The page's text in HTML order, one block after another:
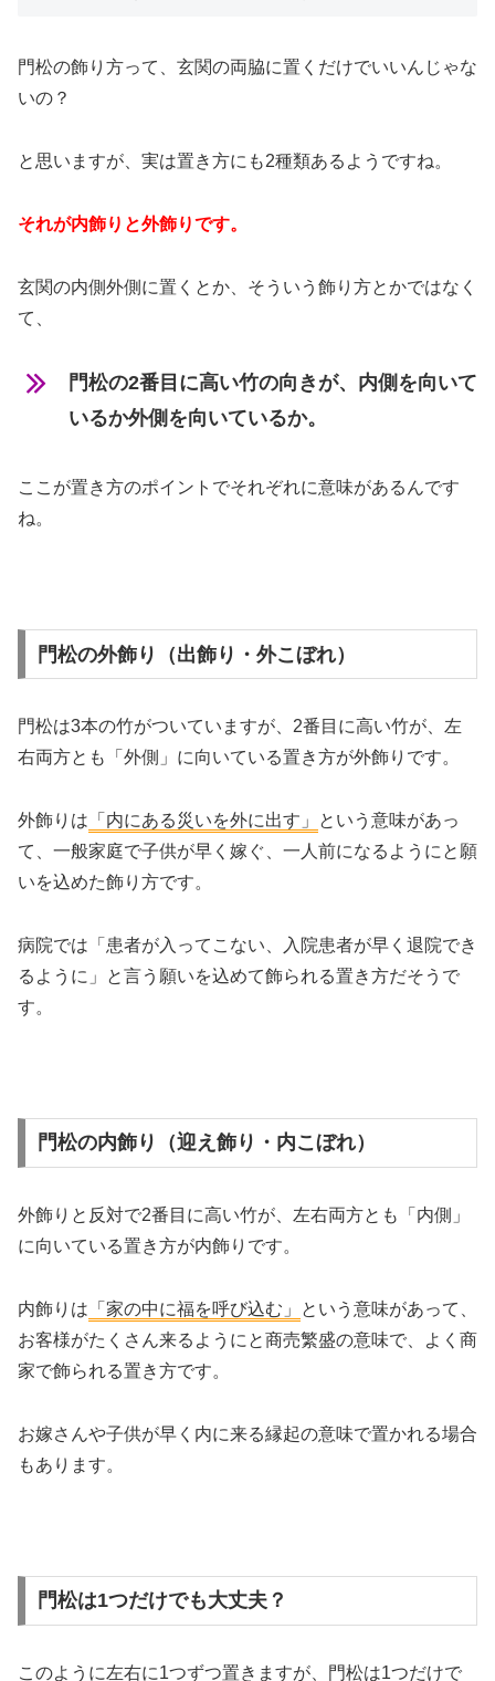
門松の飾り方って、玄関の両脇に置くだけでいいんじゃな
いの？
と思いますが、実は置き方にも2種類あるようですね。
それが内飾りと外飾りです。
玄関の内側外側に置くとか、そういう飾り方とかではなく
て、
門松の2番目に高い竹の向きが、内側を向いて
いるか外側を向いているか。
ここが置き方のポイントでそれぞれに意味があるんです
ね。
門松の外飾り（出飾り・外こぼれ）
門松は3本の竹がついていますが、2番目に高い竹が、左
右両方とも「外側」に向いている置き方が外飾りです。
外飾りは 「内にある災いを外に出す」
という意味があっ
て、一般家庭で子供が早く嫁ぐ、一人前になるようにと願
いを込めた飾り方です。
病院では「患者が入ってこない、入院患者が早く退院でき
るように」と言う願いを込めて飾られる置き方だそうで
す。
門松の内飾り（迎え飾り・内こぼれ）
外飾りと反対で2番目に高い竹が、左右両方とも「内側」
に向いている置き方が内飾りです。
内飾りは 「家の中に福を呼び込む」
という意味があって、
お客様がたくさん来るようにと商売繁盛の意味で、よく商
家で飾られる置き方です。
お嫁さんや子供が早く内に来る縁起の意味で置かれる場合
もあります。
門松は1つだけでも大丈夫？
このように左右に1つずつ置きますが、
門松は1つだけで